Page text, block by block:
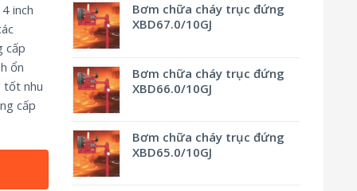
Bơm chữa cháy trục đứng
XBD67.0/10GJ
Bơm chữa cháy trục đứng
XBD66.0/10GJ
Bơm chữa cháy trục đứng
XBD65.0/10GJ
inch
cấp
ổn
nhu
cấp